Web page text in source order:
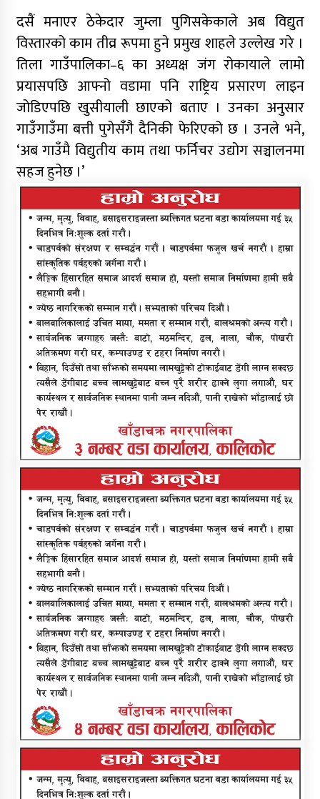
दसैं मनाएर ठेकेदार जुम्ला पुगिसकेकाले अब विद्युत
विस्तारको काम तीव्र रूपमा हुने प्रमुख शाहले उल्लेख गरे ।
तिला गाउँपालिका–६ का अध्यक्ष जंग रोकायाले लामो
प्रयासपछि आफ्नो वडामा पनि राष्ट्रिय प्रसारण लाइन
जोडिएपछि खुसीयाली छाएको बताए । उनका अनुसार
गाउँगाउँमा बत्ती पुगेसँंगै दैनिकी फेरिएको छ । उनले भने,
‘अब गाउँमै विद्युतीय काम तथा फर्निचर उद्योग सञ्चालनमा
सहज हुनेछ ।’